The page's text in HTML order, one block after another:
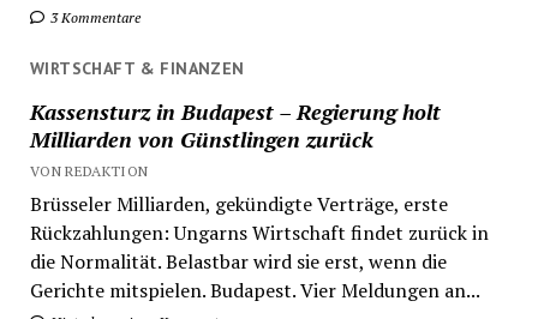
3 Kommentare
WIRTSCHAFT & FINANZEN
Kassensturz in Budapest – Regierung holt
Milliarden von Günstlingen zurück
VON REDAKTION
Brüsseler Milliarden, gekündigte Verträge, erste
Rückzahlungen: Ungarns Wirtschaft findet zurück in
die Normalität. Belastbar wird sie erst, wenn die
Gerichte mitspielen. Budapest. Vier Meldungen an...